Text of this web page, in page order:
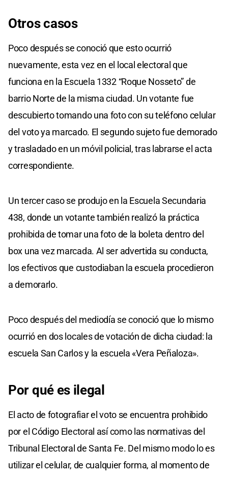
Otros casos
Poco después se conoció que esto ocurrió
nuevamente, esta vez en el local electoral que
funciona en la Escuela 1332 “Roque Nosseto” de
barrio Norte de la misma ciudad. Un votante fue
descubierto tomando una foto con su teléfono celular
del voto ya marcado. El segundo sujeto fue demorado
y trasladado en un móvil policial, tras labrarse el acta
correspondiente.
Un tercer caso se produjo en la Escuela Secundaria
438, donde un votante también realizó la práctica
prohibida de tomar una foto de la boleta dentro del
box una vez marcada. Al ser advertida su conducta,
los efectivos que custodiaban la escuela procedieron
a demorarlo.
Poco después del mediodía se conoció que lo mismo
ocurrió en dos locales de votación de dicha ciudad: la
escuela San Carlos y la escuela «Vera Peñaloza».
Por qué es ilegal
El acto de fotografiar el voto se encuentra prohibido
por el Código Electoral así como las normativas del
Tribunal Electoral de Santa Fe. Del mismo modo lo es
utilizar el celular, de cualquier forma, al momento de